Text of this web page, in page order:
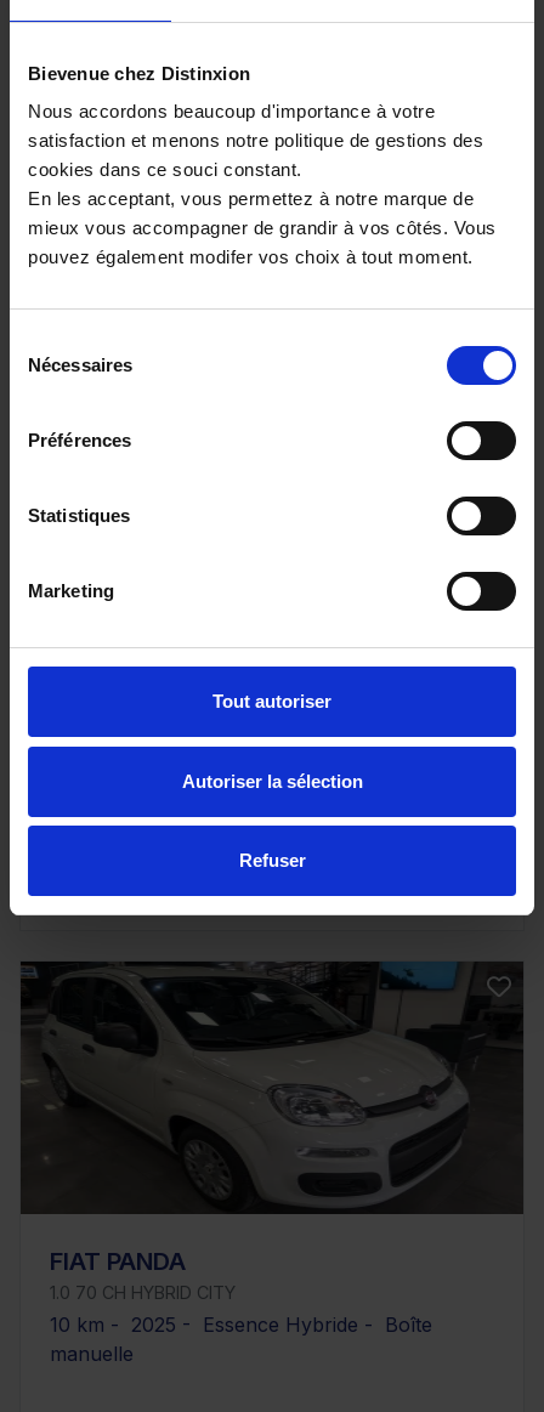
Bievenue chez Distinxion
Nous accordons beaucoup d'importance à votre
satisfaction et menons notre politique de gestions des
cookies dans ce souci constant.
En les acceptant, vous permettez à notre marque de
mieux vous accompagner de grandir à vos côtés. Vous
pouvez également modifer vos choix à tout moment.
Nécessaires
Préférences
Statistiques
Marketing
Tout autoriser
Autoriser la sélection
Refuser
FIAT 600
23156 km - 2024 - Essence Hybride - Boîte
auto
17 990€
FIAT 600
FIAT PANDA
1.0 70 CH HYBRID CITY
10 km - 2025 - Essence Hybride - Boîte
manuelle